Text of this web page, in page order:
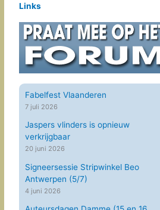
Links
Fabelfest Vlaanderen
7 juli 2026
Jaspers vlinders is opnieuw
verkrijgbaar
20 juni 2026
Signeersessie Stripwinkel Beo
Antwerpen (5/7)
4 juni 2026